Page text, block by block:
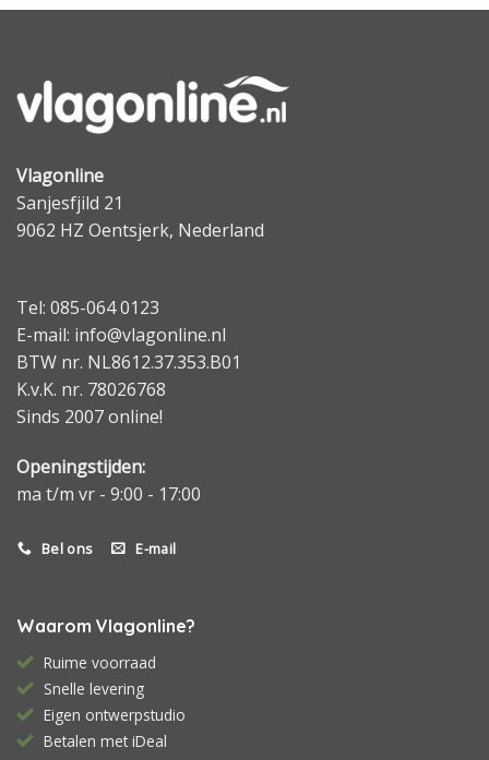
Vlagonline
Sanjesfjild 21
9062 HZ Oentsjerk, Nederland
Tel: 085-064 0123
E-mail: info@vlagonline.nl
BTW nr. NL8612.37.353.B01
K.v.K. nr. 78026768
Sinds 2007 online!
Openingstijden:
ma t/m vr - 9:00 - 17:00
Bel ons E-mail
Waarom Vlagonline?
Ruime voorraad
Snelle levering
Eigen ontwerpstudio
Betalen met iDeal